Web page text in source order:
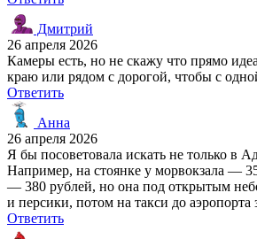
Дмитрий
26 апреля 2026
Камеры есть, но не скажу что прямо
краю или рядом с дорогой, чтобы с
Ответить
Анна
26 апреля 2026
Я бы посоветовала искать не только в
Например, на стоянке у морвокзала —
— 380 рублей, но она под открытым
и персики, потом на такси до
Ответить